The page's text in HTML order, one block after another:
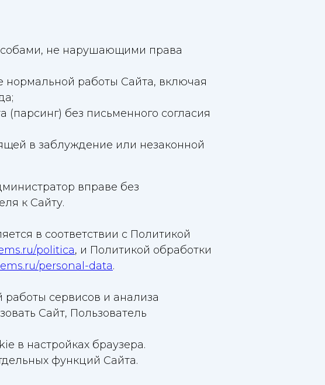
не нарушающими права
работы Сайта, включая
без письменного согласия
в заблуждение или незаконной
вправе без
к Сайту.
в соответствии с Политикой
politica, и Политикой обработки
personal-data.
работы сервисов и анализа
Сайт, Пользователь
в настройках браузера.
функций Сайта.